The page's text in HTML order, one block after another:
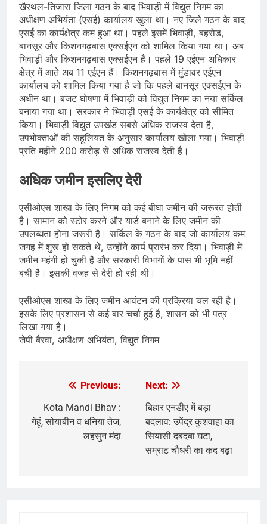
खैरथल-तिजारा जिला गठन के बाद भिवाड़ी में विद्युत निगम का
अधीक्षण अभियंता (एसई) कार्यालय खुला था। नए जिले गठन के बाद
एसई का कार्यक्षेत्र कम हुआ था। पहले इसमें भिवाड़ी, बहरोड,
बानसूर और किशनगढ़बास एक्सईएन को शामिल किया गया था। अब
भिवाड़ी और किशनगढ़बास एक्सईएन हैं। पहले 19 एईएन अधिकार
क्षेत्र में आते अब 11 एईएन हैं। किशनगढ़बास में मुंडावर एईएन
कार्यालय को शामिल किया गया है जो कि पहले बानसूर एक्सईएन के
अधीन था। बजट घोषणा में भिवाड़ी को विद्युत निगम का नया सर्किल
बनाया गया था। सरकार ने भिवाड़ी एसई के कार्यक्षेत्र को सीमित
किया। भिवाड़ी विद्युत उपखंड सबसे अधिक राजस्व देता है,
उपभोक्ताओं की सहूलियत के अनुसार कार्यालय खोला गया। भिवाड़ी
प्रति महीने 200 करोड़ से अधिक राजस्व देती है।
अधिक जमीन इसलिए देरी
एसीओएस शाखा के लिए निगम को कई बीघा जमीन की जरूरत होती
है। सामान को स्टोर करने और यार्ड बनाने के लिए जमीन की
उपलब्धता होना जरूरी है। सर्किल के गठन के बाद जो कार्यालय कम
जगह में शुरू हो सकते थे, उन्होंने कार्य प्रारंभ कर दिया। भिवाड़ी में
जमीन महंगी हो चुकी हैं और सरकारी विभागों के पास भी भूमि नहीं
बची है। इसकी वजह से देरी हो रही थी।
एसीओएस शाखा के लिए जमीन आवंटन की प्रक्रिया चल रही है।
इसके लिए प्रशासन से कई बार चर्चा हुई है, शासन को भी पत्र
लिखा गया है।
जेपी बैरवा, अधीक्षण अभियंता, विद्युत निगम
navigation
Previous:
Kota Mandi Bhav :
गेहूं, सोयाबीन व धनिया तेज,
लहसुन मंदा
Next:
बिहार एनडीए में बड़ा
बदलाव: उपेंद्र कुशवाहा का
सियासी दबदबा घटा,
सम्राट चौधरी का कद बढ़ा